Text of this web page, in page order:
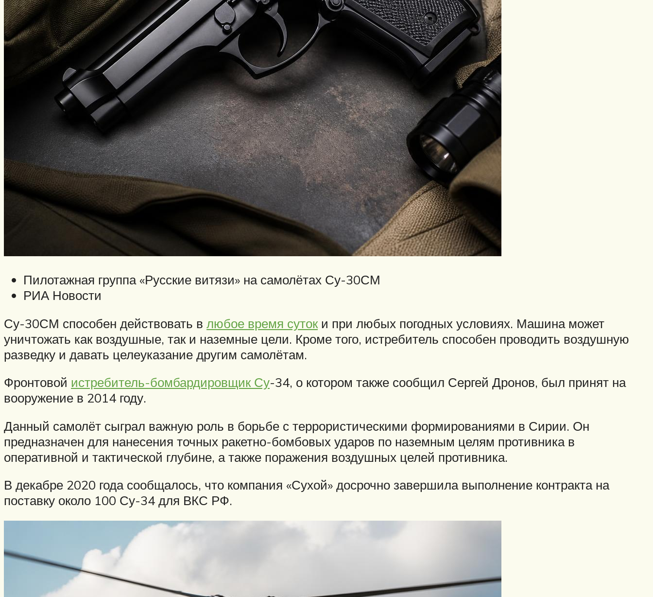
Пилотажная группа «Русские витязи» на самолётах Су-30СМ
РИА Новости
Су-30СМ способен действовать в любое время суток и при любых погодных условиях. Машина может
уничтожать как воздушные, так и наземные цели. Кроме того, истребитель способен проводить воздушную
разведку и давать целеуказание другим самолётам.
Фронтовой истребитель-бомбардировщик Су-34, о котором также сообщил Сергей Дронов, был принят на
вооружение в 2014 году.
Данный самолёт сыграл важную роль в борьбе с террористическими формированиями в Сирии. Он
предназначен для нанесения точных ракетно-бомбовых ударов по наземным целям противника в
оперативной и тактической глубине, а также поражения воздушных целей противника.
В декабре 2020 года сообщалось, что компания «Сухой» досрочно завершила выполнение контракта на
поставку около 100 Су-34 для ВКС РФ.